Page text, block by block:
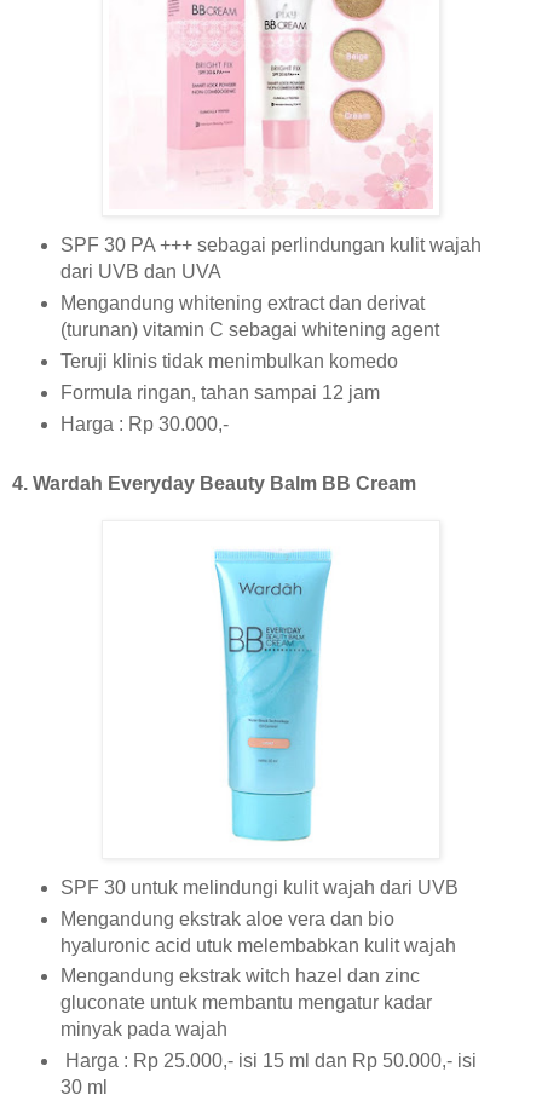
SPF 30 PA +++ sebagai perlindungan kulit wajah
dari UVB dan UVA
Mengandung whitening extract dan derivat
(turunan) vitamin C sebagai whitening agent
Teruji klinis tidak menimbulkan komedo
Formula ringan, tahan sampai 12 jam
Harga : Rp 30.000,-
4. Wardah Everyday Beauty Balm BB Cream
SPF 30 untuk melindungi kulit wajah dari UVB
Mengandung ekstrak aloe vera dan bio
hyaluronic acid utuk melembabkan kulit wajah
Mengandung ekstrak witch hazel dan zinc
gluconate untuk membantu mengatur kadar
minyak pada wajah
Harga : Rp 25.000,- isi 15 ml dan Rp 50.000,- isi
30 ml